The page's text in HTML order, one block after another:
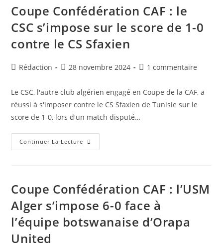
Défaite
Amère
1
Face
À
Al-
Inquiétude
Coupe Confédération CAF : le
CSC s’impose sur le score de 1-0
contre le CS Sfaxien
Auteur/autrice
la
publication :
Rédaction
Publication
28 novembre 2024
Commentaires
la
publication :
1 commentaire
Le CSC, l'autre club algérien engagé en Coupe de la CAF, a
réussi à s'imposer contre le CS Sfaxien de Tunisie sur le
score de 1-0, lors d'un match disputé…
Continuer La Lecture Coupe
Confédération
S’impose
Sur
Score
De
1-
0
Coupe Confédération CAF : l’USM
Alger s’impose 6-0 face à
l’équipe botswanaise d’Orapa
United